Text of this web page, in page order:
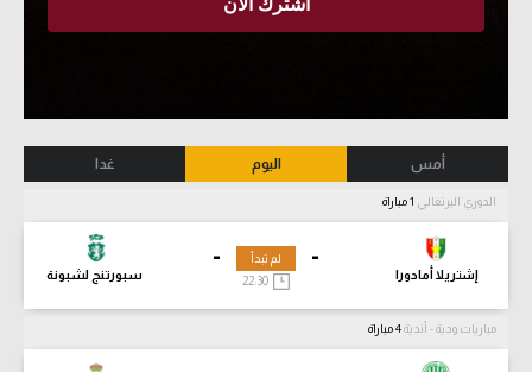
أمس اليوم غدا
الدوري البرتغالي
-
إشتريلا أمادورا
-
سبورتنج لشبونة
لم تبدأ
مباريات ودية - أندية